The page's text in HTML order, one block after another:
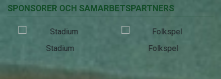
SPONSORER OCH SAMARBETSPARTNERS
Stadium Folkspel